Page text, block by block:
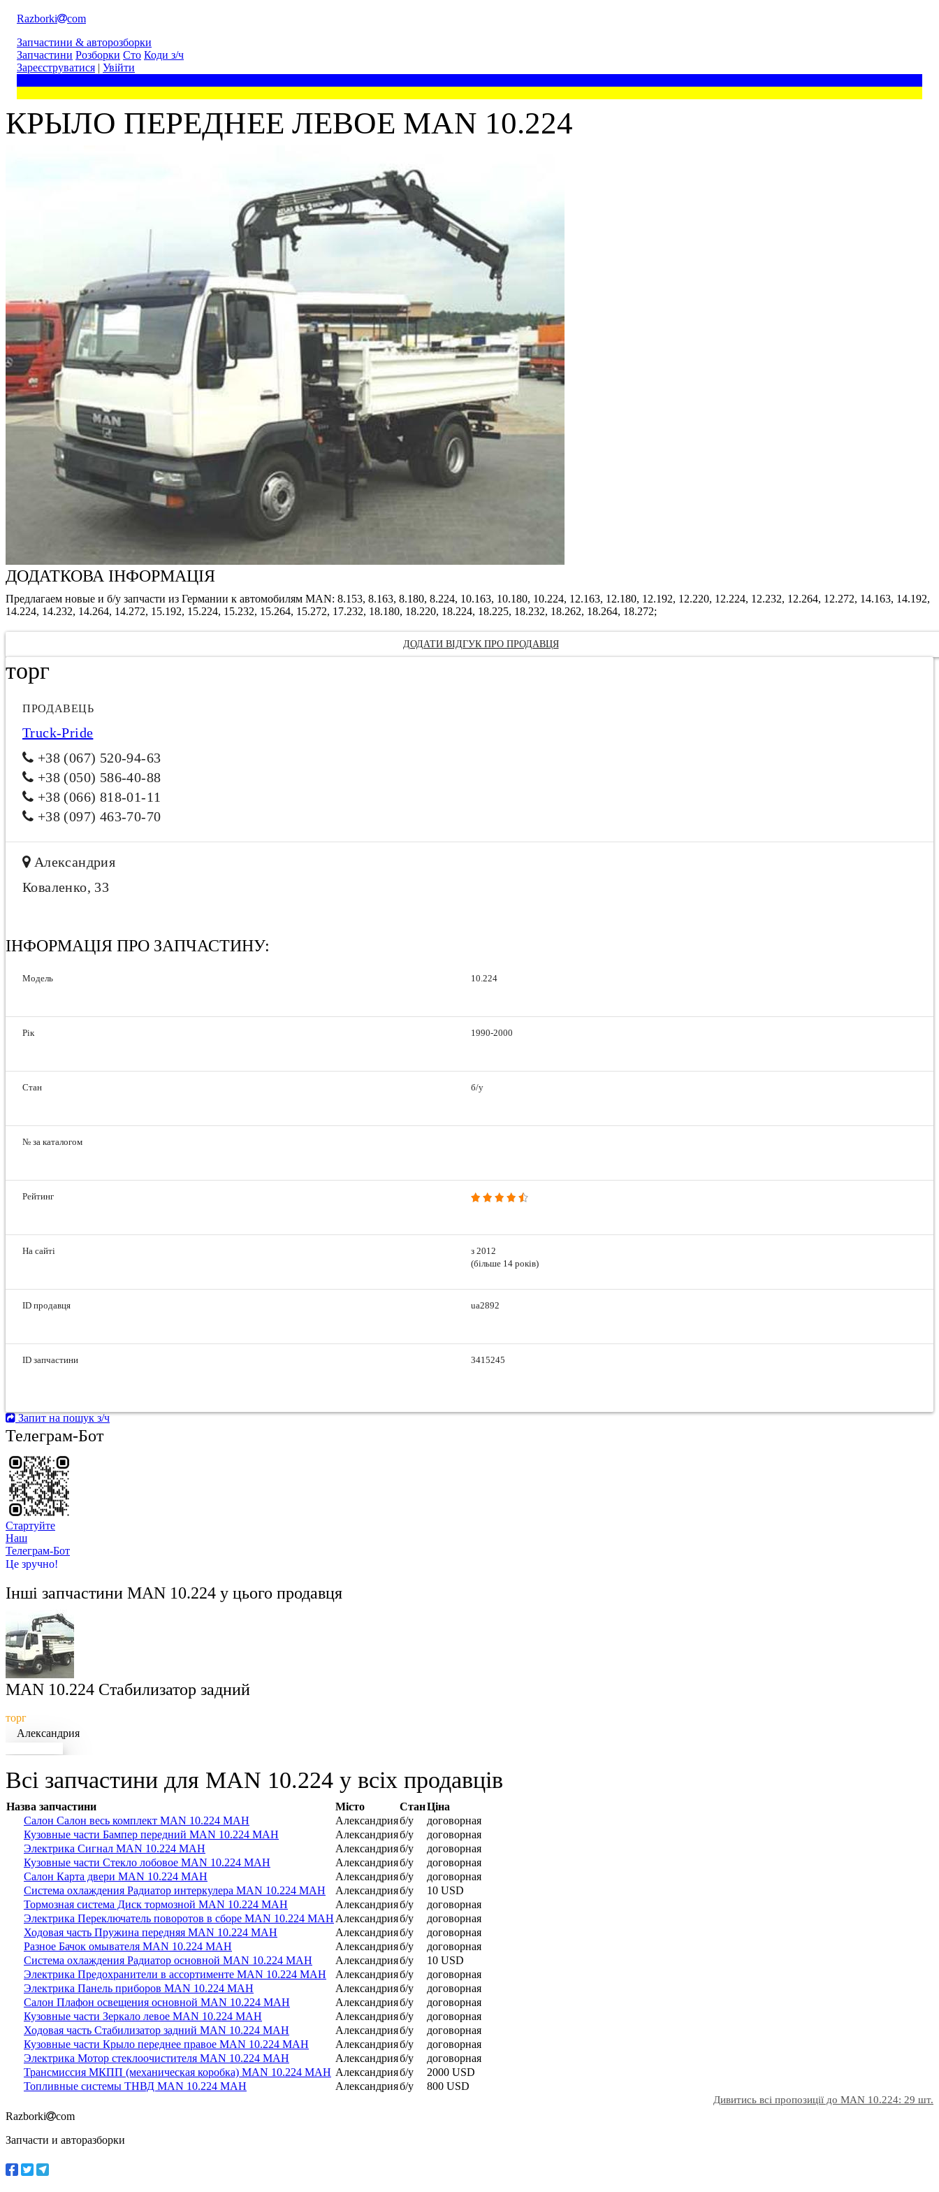
Razborki
com
Запчастини & авторозборки
Запчастини Розборки Сто Коди з/ч
Зареєструватися | Увійти
КРЫЛО ПЕРЕДНЕЕ ЛЕВОЕ MAN 10.224
ДОДАТКОВА ІНФОРМАЦІЯ
Предлагаем новые и б/у запчасти из Германии к автомобилям MAN: 8.153, 8.163, 8.180, 8.224, 10.163, 10.180, 10.224, 12.163, 12.180, 12.192, 12.220, 12.224, 12.232, 12.264, 12.272, 14.163, 14.192,
14.224, 14.232, 14.264, 14.272, 15.192, 15.224, 15.232, 15.264, 15.272, 17.232, 18.180, 18.220, 18.224, 18.225, 18.232, 18.262, 18.264, 18.272;
ДОДАТИ ВІДГУК ПРО ПРОДАВЦЯ
торг
ПРОДАВЕЦЬ
Truck-Pride
+38 (067) 520-94-63
+38 (050) 586-40-88
+38 (066) 818-01-11
+38 (097) 463-70-70
Александрия
Коваленко, 33
ІНФОРМАЦІЯ ПРО ЗАПЧАСТИНУ:
Модель 10.224
Рік 1990-2000
Стан б/у
№ за каталогом
Рейтинг
На сайті
з 2012
(більше 14 років)
ID продавця ua2892
ID запчастини 3415245
Запит на пошук з/ч
Телеграм-Бот
Стартуйте
Hаш
Телеграм-Бот
Це зручно!
Інші запчастини MAN 10.224 у цього продавця
MAN 10.224 Стабилизатор задний
торг
Александрия
Всі запчастини для MAN 10.224 у всіх продавців
Назва запчастини Місто СтанЦіна
Салон Салон весь комплект MAN 10.224 МАН
Александрияб/у
договорная
Кузовные части Бампер передний MAN 10.224 МАН
Александрияб/у
договорная
Электрика Сигнал MAN 10.224 МАН
Александрияб/у
договорная
Кузовные части Стекло лобовое MAN 10.224 МАН
Александрияб/у
договорная
Салон Карта двери MAN 10.224 МАН
Александрияб/у
договорная
Система охлаждения Радиатор интеркулера MAN 10.224 МАН
Александрияб/у
10 USD
Тормозная система Диск тормозной MAN 10.224 МАН
Александрияб/у
договорная
Электрика Переключатель поворотов в сборе MAN 10.224 МАН Александрияб/у
договорная
Ходовая часть Пружина передняя MAN 10.224 МАН
Александрияб/у
договорная
Разное Бачок омывателя MAN 10.224 МАН
Александрияб/у
договорная
Система охлаждения Радиатор основной MAN 10.224 МАН
Александрияб/у
10 USD
Электрика Предохранители в ассортименте MAN 10.224 МАН
Александрияб/у
договорная
Электрика Панель приборов MAN 10.224 МАН
Александрияб/у
договорная
Салон Плафон освещения основной MAN 10.224 МАН
Александрияб/у
договорная
Кузовные части Зеркало левое MAN 10.224 МАН
Александрияб/у
договорная
Ходовая часть Стабилизатор задний MAN 10.224 МАН
Александрияб/у
договорная
Кузовные части Крыло переднее правое MAN 10.224 МАН
Александрияб/у
договорная
Электрика Мотор стеклоочистителя MAN 10.224 МАН
Александрияб/у
договорная
Трансмиссия МКПП (механическая коробка) MAN 10.224 МАН Александрияб/у
2000 USD
Топливные системы ТНВД MAN 10.224 МАН
Александрияб/у 800 USD
Дивитись всі пропозиції до MAN 10.224: 29 шт.
Razborki
com
Запчасти и авторазборки